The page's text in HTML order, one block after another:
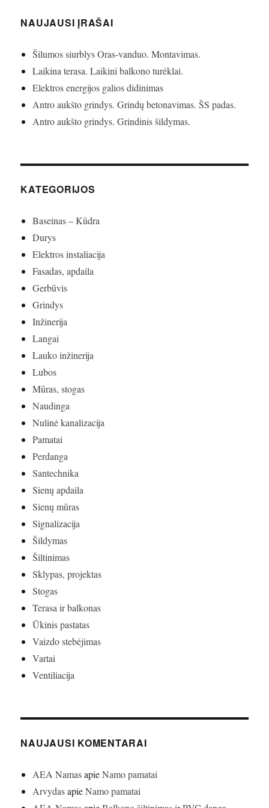
NAUJAUSI ĮRAŠAI
Šilumos siurblys Oras-vanduo. Montavimas.
Laikina terasa. Laikini balkono turėklai.
Elektros energijos galios didinimas
Antro aukšto grindys. Grindų betonavimas. ŠS padas.
Antro aukšto grindys. Grindinis šildymas.
KATEGORIJOS
Baseinas – Kūdra
Durys
Elektros instaliacija
Fasadas, apdaila
Gerbūvis
Grindys
Inžinerija
Langai
Lauko inžinerija
Lubos
Mūras, stogas
Naudinga
Nulinė kanalizacija
Pamatai
Perdanga
Santechnika
Sienų apdaila
Sienų mūras
Signalizacija
Šildymas
Šiltinimas
Sklypas, projektas
Stogas
Terasa ir balkonas
Ūkinis pastatas
Vaizdo stebėjimas
Vartai
Ventiliacija
NAUJAUSI KOMENTARAI
AEA NamasapieNamo pamatai
ArvydasapieNamo pamatai